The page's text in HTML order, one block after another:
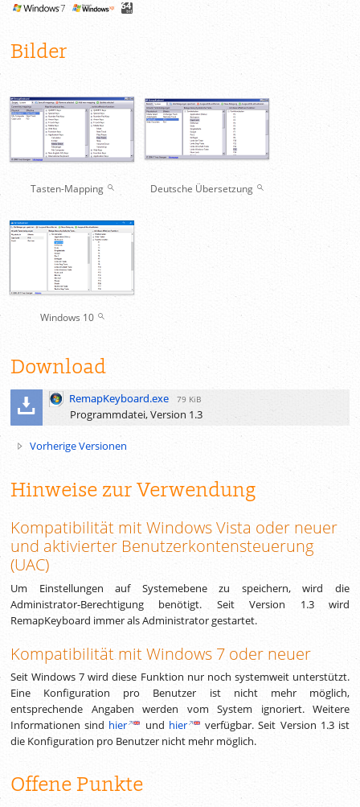
Bilder
Tasten-Mapping Deutsche Übersetzung
Windows 10
Download
RemapKeyboard.exe 79 KiB
Programmdatei, Version 1.3
Vorherige Versionen
Hinweise zur Verwendung
Kompatibilität mit Windows Vista oder neuer
und aktivierter Benutzerkontensteuerung
(UAC)
Um Einstellungen auf Systemebene zu speichern, wird die
Administrator-Berechtigung benötigt. Seit Version 1.3 wird
RemapKeyboard immer als Administrator gestartet.
Kompatibilität mit Windows 7 oder neuer
Seit Windows 7 wird diese Funktion nur noch systemweit unterstützt.
Eine Konfiguration pro Benutzer ist nicht mehr möglich,
entsprechende Angaben werden vom System ignoriert. Weitere
Informationen sind hier und hier
verfügbar. Seit Version 1.3 ist
die Konfiguration pro Benutzer nicht mehr möglich.
Offene Punkte